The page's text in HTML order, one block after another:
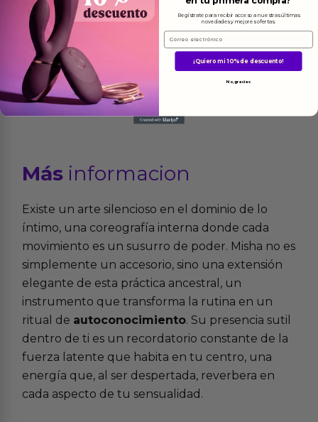
(2×28 gr)
23.99 €
Ver el producto
(2×38 gr)
€
Ver el producto
Más informacion
Existe un arte silencioso en el dominio de lo
íntimo, una coreografía interna donde cada
movimiento es un susurro de poder. Misha no es
simplemente un accesorio, sino una extensión
elegante de esta práctica ancestral, un
instrumento que transforma la rutina en un
ritual de autoconocimiento. Su presencia sutil
dentro de ti es un recordatorio constante de la
fuerza latente que habita en tu centro, una
energía que, al ser despertada, reverbera en
cada aspecto de tu sensualidad.
Regístrate para recibir acceso a nuestras últimas
novedades y mejores ofertas.
Email
¡Quiero mi 10% de descuento!
No, gracias